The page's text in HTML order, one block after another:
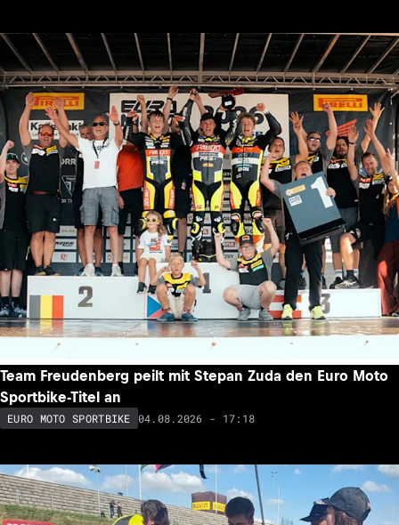
Team Freudenberg peilt mit Stepan Zuda den Euro Moto
Sportbike-Titel an
EURO MOTO SPORTBIKE 04.08.2026 - 17:18